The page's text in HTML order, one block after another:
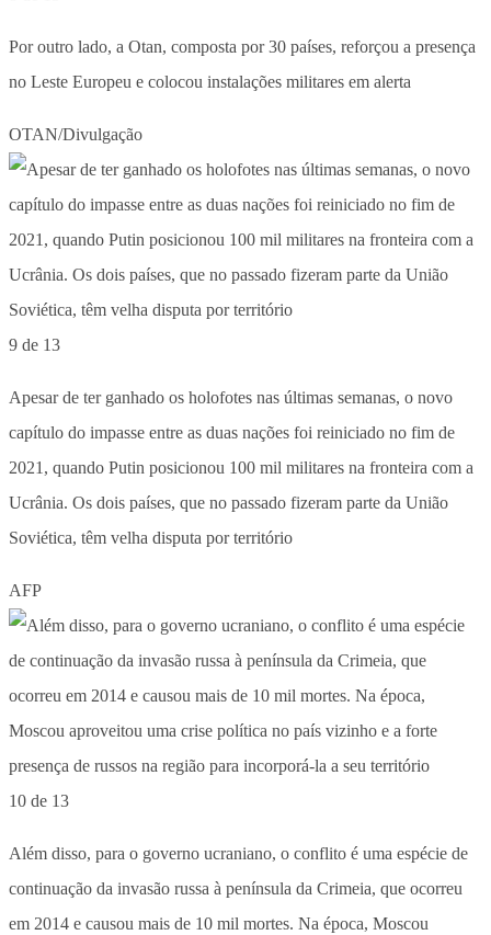
Por outro lado, a Otan, composta por 30 países, reforçou a presença
no Leste Europeu e colocou instalações militares em alerta
OTAN/Divulgação
9 de 13
Apesar de ter ganhado os holofotes nas últimas semanas, o novo
capítulo do impasse entre as duas nações foi reiniciado no fim de
2021, quando Putin posicionou 100 mil militares na fronteira com a
Ucrânia. Os dois países, que no passado fizeram parte da União
Soviética, têm velha disputa por território
AFP
10 de 13
Além disso, para o governo ucraniano, o conflito é uma espécie de
continuação da invasão russa à península da Crimeia, que ocorreu
em 2014 e causou mais de 10 mil mortes. Na época, Moscou